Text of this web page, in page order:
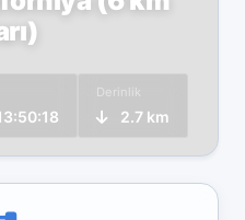
Derinlik
2.7 km